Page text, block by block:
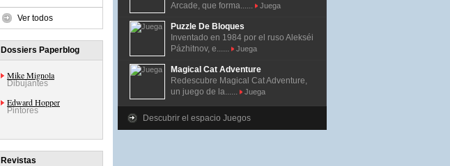
Ver todos
Dossiers Paperblog
Mike Mignola
Dibujantes
Edward Hopper
Pintores
Revistas
Arcade, que forma......
Juega
Puzzle De Bloques
Inventado en 1984 por el ruso Alekséi
Pázhitnov, e......
Juega
Magical Cat Adventure
Redescubre Magical Cat Adventure,
un juego de la......
Juega
Descubrir el espacio Juegos